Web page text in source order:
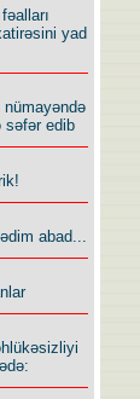
yad
nümayəndə
səfər edib
abad...